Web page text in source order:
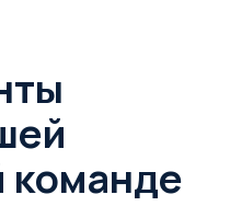
команде